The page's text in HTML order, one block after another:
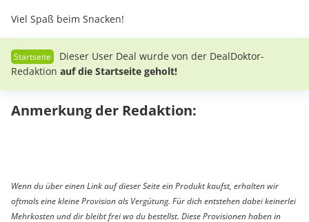
Viel Spaß beim Snacken!
Dieser User Deal wurde von der DealDoktor-
Redaktion auf die Startseite geholt!
Anmerkung der Redaktion:
Wenn du über einen Link auf dieser Seite ein Produkt kaufst, erhalten wir
oftmals eine kleine Provision als Vergütung. Für dich entstehen dabei keinerlei
Mehrkosten und dir bleibt frei wo du bestellst. Diese Provisionen haben in